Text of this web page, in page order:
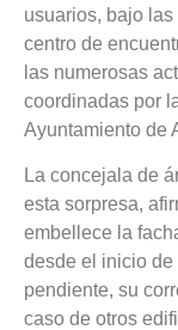
usuarios, bajo
centro de
las numerosas
coordinadas por
Ayuntamiento de
La concejala de
esta sorpresa,
embellece la
desde el inicio de
pendiente, su
caso de otros